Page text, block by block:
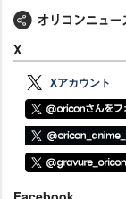
X
Xアカウント